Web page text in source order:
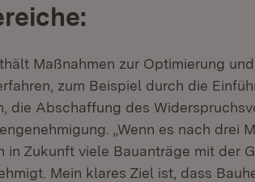
Maßnahmen zur Optimierung
zum Beispiel durch die
die Abschaffung des
„Wenn es nach drei
in Zukunft viele Bauanträge mit der
Mein klares Ziel ist, dass